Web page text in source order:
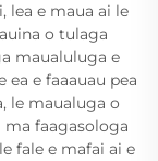
lea e maua ai le
o tulaga
maualuluga e
ea e faaauau pea
le maualuga o
ma faagasologa
fale e mafai ai e